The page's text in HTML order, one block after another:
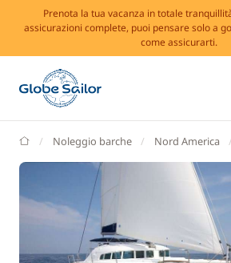
Prenota la tua vacanza in totale
assicurazioni complete, puoi pensare solo a
come assicurarti.
GlobeSailor
Noleggio barche Nord America